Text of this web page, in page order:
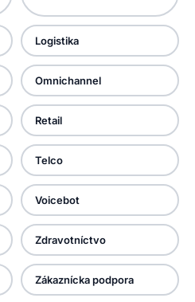
Logistika
Omnichannel
Retail
Telco
Voicebot
Zdravotníctvo
Zákaznícka podpora